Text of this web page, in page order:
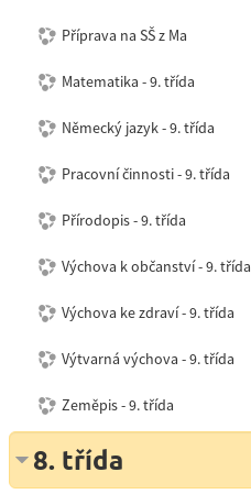
Příprava na SŠ z Ma
Matematika - 9. třída
Německý jazyk - 9. třída
Pracovní činnosti - 9. třída
Přírodopis - 9. třída
Výchova k občanství - 9. třída
Výchova ke zdraví - 9. třída
Výtvarná výchova - 9. třída
Zeměpis - 9. třída
8. třída